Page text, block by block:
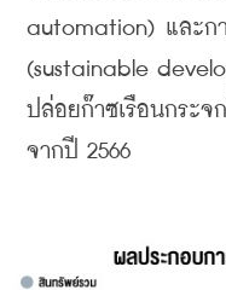
automation) และก
(sustainable
ปล่อยก๊าซเรือนกระจ
จากปี 2566